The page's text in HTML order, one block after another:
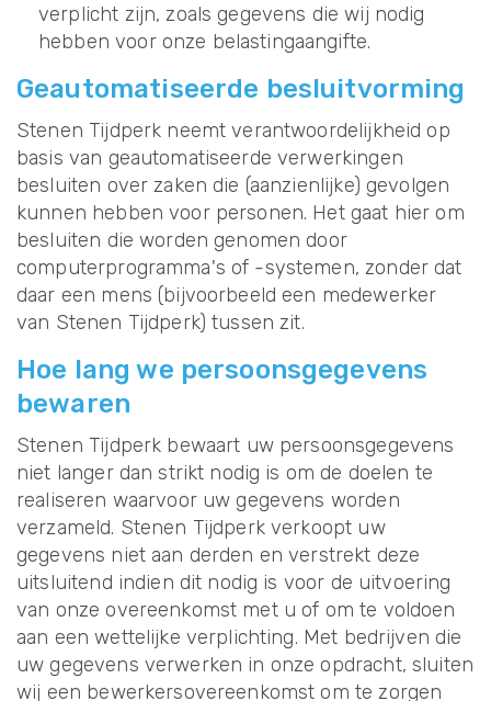
verplicht zijn, zoals gegevens die wij nodig
hebben voor onze belastingaangifte.
Geautomatiseerde besluitvorming
Stenen Tijdperk neemt verantwoordelijkheid op
basis van geautomatiseerde verwerkingen
besluiten over zaken die (aanzienlijke) gevolgen
kunnen hebben voor personen. Het gaat hier om
besluiten die worden genomen door
computerprogramma's of -systemen, zonder dat
daar een mens (bijvoorbeeld een medewerker
van Stenen Tijdperk) tussen zit.
Hoe lang we persoonsgegevens
bewaren
Stenen Tijdperk bewaart uw persoonsgegevens
niet langer dan strikt nodig is om de doelen te
realiseren waarvoor uw gegevens worden
verzameld. Stenen Tijdperk verkoopt uw
gegevens niet aan derden en verstrekt deze
uitsluitend indien dit nodig is voor de uitvoering
van onze overeenkomst met u of om te voldoen
aan een wettelijke verplichting. Met bedrijven die
uw gegevens verwerken in onze opdracht, sluiten
wij een bewerkersovereenkomst om te zorgen